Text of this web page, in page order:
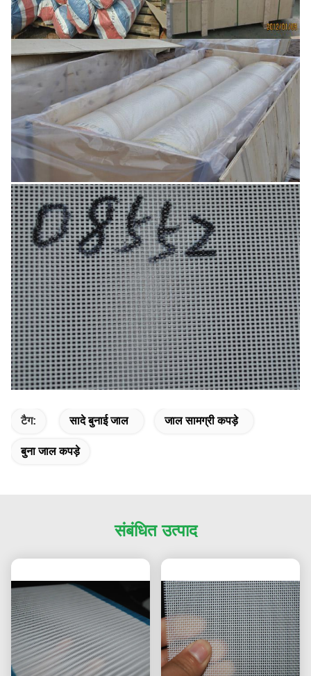
टैग: सादे बुनाई जाल जाल सामग्री कपड़े
बुना जाल कपड़े
संबंधित उत्पाद